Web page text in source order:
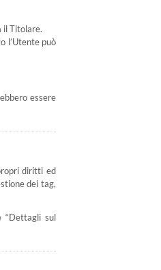
il Titolare.
l’Utente può
essere
diritti ed
dei tag,
“Dettagli sul